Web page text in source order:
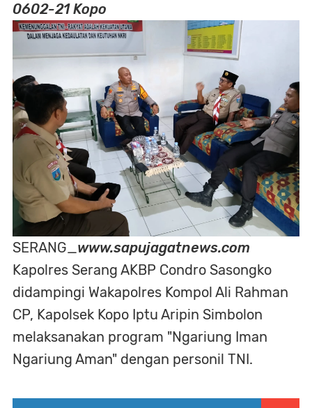
0602-21 Kopo
SERANG_www.sapujagatnews.com
Kapolres Serang AKBP Condro Sasongko
didampingi Wakapolres Kompol Ali Rahman
CP, Kapolsek Kopo Iptu Aripin Simbolon
melaksanakan program "Ngariung Iman
Ngariung Aman" dengan personil TNI.